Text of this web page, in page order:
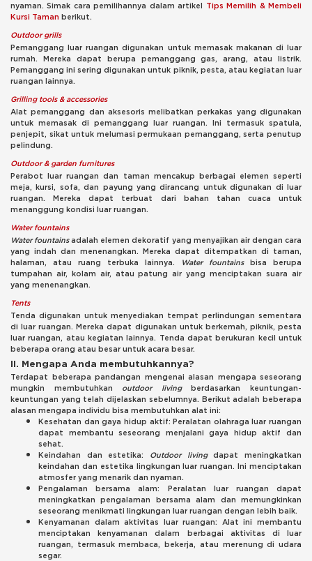
nyaman. Simak cara pemilihannya dalam artikel Tips Memilih & Membeli
Kursi Taman berikut.
Outdoor grills
Pemanggang luar ruangan digunakan untuk memasak makanan di luar
rumah. Mereka dapat berupa pemanggang gas, arang, atau listrik.
Pemanggang ini sering digunakan untuk piknik, pesta, atau kegiatan luar
ruangan lainnya.
Grilling tools & accessories
Alat pemanggang dan aksesoris melibatkan perkakas yang digunakan
untuk memasak di pemanggang luar ruangan. Ini termasuk spatula,
penjepit, sikat untuk melumasi permukaan pemanggang, serta penutup
pelindung.
Outdoor & garden furnitures
Perabot luar ruangan dan taman mencakup berbagai elemen seperti
meja, kursi, sofa, dan payung yang dirancang untuk digunakan di luar
ruangan. Mereka dapat terbuat dari bahan tahan cuaca untuk
menanggung kondisi luar ruangan.
Water fountains
Water fountainsadalah elemen dekoratif yang menyajikan air dengan cara
yang indah dan menenangkan. Mereka dapat ditempatkan di taman,
halaman, atau ruang terbuka lainnya.
Water fountainsbisa berupa
tumpahan air, kolam air, atau patung air yang menciptakan suara air
yang menenangkan.
Tents
Tenda digunakan untuk menyediakan tempat perlindungan sementara
di luar ruangan. Mereka dapat digunakan untuk berkemah, piknik, pesta
luar ruangan, atau kegiatan lainnya. Tenda dapat berukuran kecil untuk
beberapa orang atau besar untuk acara besar.
II. Mengapa Anda membutuhkannya?
Terdapat beberapa pandangan mengenai alasan mengapa seseorang
mungkin membutuhkan outdoor livingberdasarkan keuntungan-
keuntungan yang telah dijelaskan sebelumnya. Berikut adalah beberapa
alasan mengapa individu bisa membutuhkan alat ini:
Kesehatan dan gaya hidup aktif: Peralatan olahraga luar ruangan
dapat membantu seseorang menjalani gaya hidup aktif dan
sehat.
Keindahan dan estetika: Outdoor livingdapat meningkatkan
keindahan dan estetika lingkungan luar ruangan. Ini menciptakan
atmosfer yang menarik dan nyaman.
Pengalaman bersama alam: Peralatan luar ruangan dapat
meningkatkan pengalaman bersama alam dan memungkinkan
seseorang menikmati lingkungan luar ruangan dengan lebih baik.
Kenyamanan dalam aktivitas luar ruangan: Alat ini membantu
menciptakan kenyamanan dalam berbagai aktivitas di luar
ruangan, termasuk membaca, bekerja, atau merenung di udara
segar.